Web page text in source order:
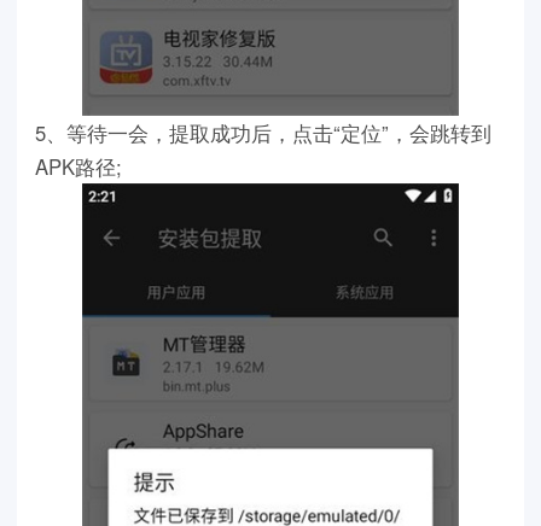
5、等待一会，提取成功后，点击“定位”，会跳转到
APK路径;